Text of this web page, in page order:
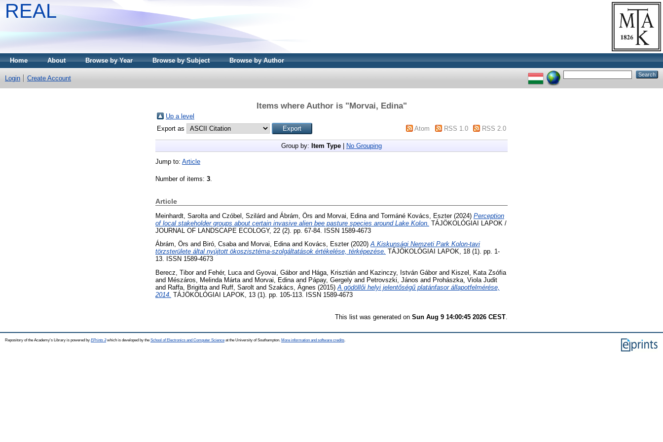
REAL
Home About Browse by Year Browse by Subject Browse by Author
Login Create Account
Items where Author is "Morvai, Edina"
Up a level
Export as
Atom RSS 1.0 RSS 2.0
Group by: Item Type No Grouping
Jump to: Article
Number of items: 3
Article
Meinhardt, Sarolta and Czóbel, Szilárd and Ábrám, Örs and Morvai, Edina and Tormáné Kovács, Eszter(2024) Perception
of local stakeholder groups about certain invasive alien bee pasture species around Lake Kolon. TÁJÖKOLÓGIAI LAPOK /
JOURNAL OF LANDSCAPE ECOLOGY, 22 (2). pp. 67-84. ISSN 1589-4673
Ábrám, Örs and Biró, Csabaand Morvai, Edinaand Kovács, Eszter(2020)A Kiskunsági Nemzeti Park Kolon-tavi
törzsterülete által nyújtott ökoszisztéma-szolgáltatások értékelése, térképezése. TÁJÖKOLÓGIAI LAPOK, 18 (1). pp. 1-
13. ISSN 1589-4673
Berecz, Tiborand Fehér, Lucaand Gyovai, Gáborand Hága, Krisztián and Kazinczy, István Gáborand Kiszel, Kata Zsófia
and Mészáros, Melinda Mártaand Morvai, Edinaand Pápay, Gergely and Petrovszki, János and Prohászka, Viola Judit
and Raffa, Brigittaand Ruff, Sarolt and Szakács, Ágnes (2015)A gödöllői helyi jelentőségű platánfasor állapotfelmérése,
2014. TÁJÖKOLÓGIAI LAPOK, 13 (1). pp. 105-113. ISSN 1589-4673
This list was generated on Sun Aug 9 14:00:45 2026 CEST.
Repository of the Academy's Library is powered by EPrints 3which is developed by the School of Electronics and Computer Science at the University of Southampton. More information and software credits